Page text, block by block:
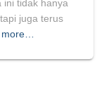
ini tidak hanya
juga terus